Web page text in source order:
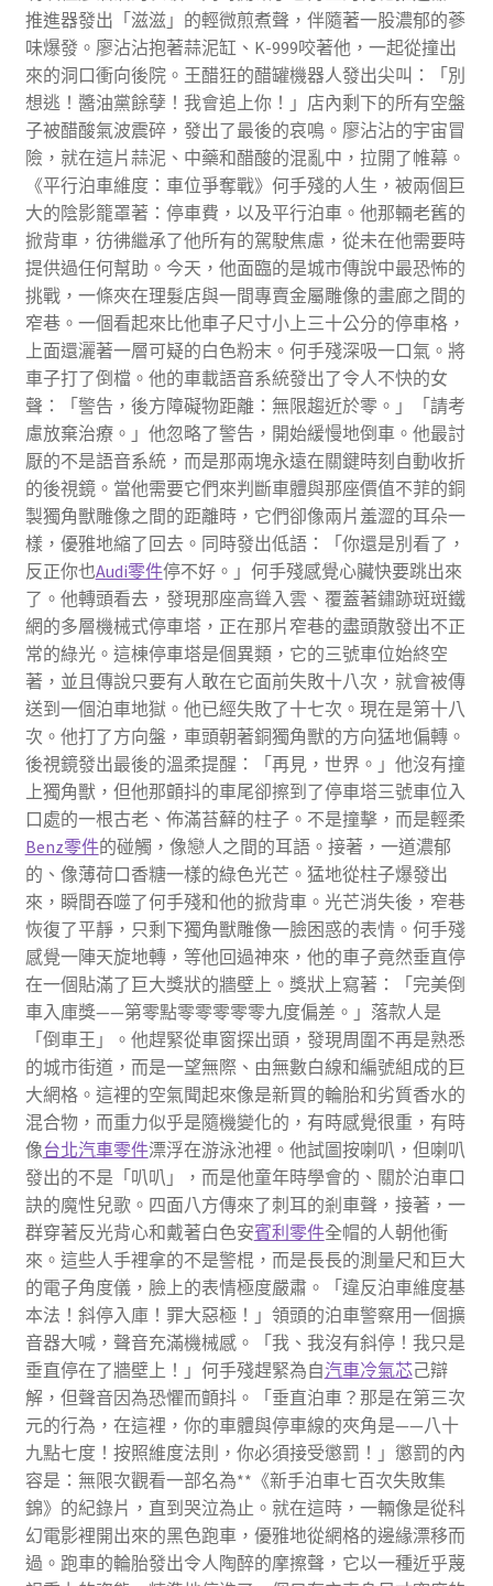
推進器發出「滋滋」的輕微煎煮聲，伴隨著一股濃郁的蔘
味爆發。廖沾沾抱著蒜泥缸、K-999咬著他，一起從撞出
來的洞口衝向後院。王醋狂的醋罐機器人發出尖叫：「別
想逃！醬油黨餘孽！我會追上你！」店內剩下的所有空盤
子被醋酸氣波震碎，發出了最後的哀鳴。廖沾沾的宇宙冒
險，就在這片蒜泥、中藥和醋酸的混亂中，拉開了帷幕。
《平行泊車維度：車位爭奪戰》何手殘的人生，被兩個巨
大的陰影籠罩著：停車費，以及平行泊車。他那輛老舊的
掀背車，彷彿繼承了他所有的駕駛焦慮，從未在他需要時
提供過任何幫助。今天，他面臨的是城市傳說中最恐怖的
挑戰，一條夾在理髮店與一間專賣金屬雕像的畫廊之間的
窄巷。一個看起來比他車子尺寸小上三十公分的停車格，
上面還灑著一層可疑的白色粉末。何手殘深吸一口氣。將
車子打了倒檔。他的車載語音系統發出了令人不快的女
聲：「警告，後方障礙物距離：無限趨近於零。」「請考
慮放棄治療。」他忽略了警告，開始緩慢地倒車。他最討
厭的不是語音系統，而是那兩塊永遠在關鍵時刻自動收折
的後視鏡。當他需要它們來判斷車體與那座價值不菲的銅
製獨角獸雕像之間的距離時，它們卻像兩片羞澀的耳朵一
樣，優雅地縮了回去。同時發出低語：「你還是別看了，
反正你也Audi零件停不好。」何手殘感覺心臟快要跳出來
了。他轉頭看去，發現那座高聳入雲、覆蓋著鏽跡斑斑鐵
網的多層機械式停車塔，正在那片窄巷的盡頭散發出不正
常的綠光。這棟停車塔是個異類，它的三號車位始終空
著，並且傳說只要有人敢在它面前失敗十八次，就會被傳
送到一個泊車地獄。他已經失敗了十七次。現在是第十八
次。他打了方向盤，車頭朝著銅獨角獸的方向猛地偏轉。
後視鏡發出最後的溫柔提醒：「再見，世界。」他沒有撞
上獨角獸，但他那顫抖的車尾卻擦到了停車塔三號車位入
口處的一根古老、佈滿苔蘚的柱子。不是撞擊，而是輕柔
Benz零件的碰觸，像戀人之間的耳語。接著，一道濃郁
的、像薄荷口香糖一樣的綠色光芒。猛地從柱子爆發出
來，瞬間吞噬了何手殘和他的掀背車。光芒消失後，窄巷
恢復了平靜，只剩下獨角獸雕像一臉困惑的表情。何手殘
感覺一陣天旋地轉，等他回過神來，他的車子竟然垂直停
在一個貼滿了巨大獎狀的牆壁上。獎狀上寫著：「完美倒
車入庫獎——第零點零零零零零九度偏差。」落款人是
「倒車王」。他趕緊從車窗探出頭，發現周圍不再是熟悉
的城市街道，而是一望無際、由無數白線和編號組成的巨
大網格。這裡的空氣聞起來像是新買的輪胎和劣質香水的
混合物，而重力似乎是隨機變化的，有時感覺很重，有時
像台北汽車零件漂浮在游泳池裡。他試圖按喇叭，但喇叭
發出的不是「叭叭」，而是他童年時學會的、關於泊車口
訣的魔性兒歌。四面八方傳來了刺耳的剎車聲，接著，一
群穿著反光背心和戴著白色安賓利零件全帽的人朝他衝
來。這些人手裡拿的不是警棍，而是長長的測量尺和巨大
的電子角度儀，臉上的表情極度嚴肅。「違反泊車維度基
本法！斜停入庫！罪大惡極！」領頭的泊車警察用一個擴
音器大喊，聲音充滿機械感。「我、我沒有斜停！我只是
垂直停在了牆壁上！」何手殘趕緊為自汽車冷氣芯己辯
解，但聲音因為恐懼而顫抖。「垂直泊車？那是在第三次
元的行為，在這裡，你的車體與停車線的夾角是——八十
九點七度！按照維度法則，你必須接受懲罰！」懲罰的內
容是：無限次觀看一部名為**《新手泊車七百次失敗集
錦》的紀錄片，直到哭泣為止。就在這時，一輛像是從科
幻電影裡開出來的黑色跑車，優雅地從網格的邊緣漂移而
過。跑車的輪胎發出令人陶醉的摩擦聲，它以一種近乎蔑